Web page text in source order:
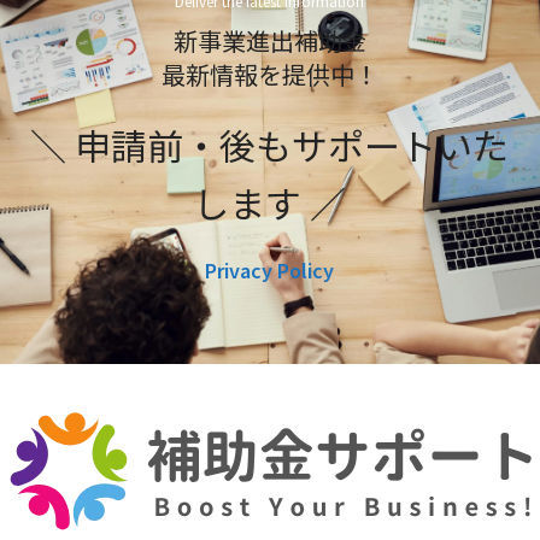
新事業進出補助金
最新情報を提供中！
＼ 申請前・後もサポートいた
します ／
Privacy Policy